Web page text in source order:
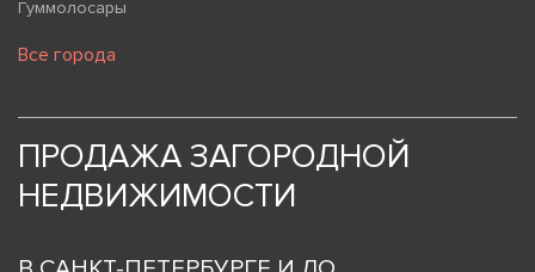
Гуммолосары
Все города
ПРОДАЖА ЗАГОРОДНОЙ
НЕДВИЖИМОСТИ